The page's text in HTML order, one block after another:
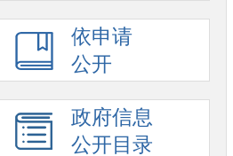
依申请
公开
政府信息
公开目录